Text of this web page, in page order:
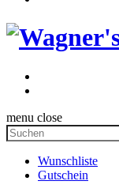
menu close
Wunschliste
Gutschein